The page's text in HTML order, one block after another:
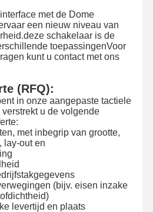
met de Dome
een nieuw niveau van
schakelaar is de
toepassingenVoor
kunt u contact met ons
(RFQ):
in onze aangepaste tactiele
u de volgende
met inbegrip van grootte,
lay-out en
(bijv. eisen inzake
levertijd en plaats